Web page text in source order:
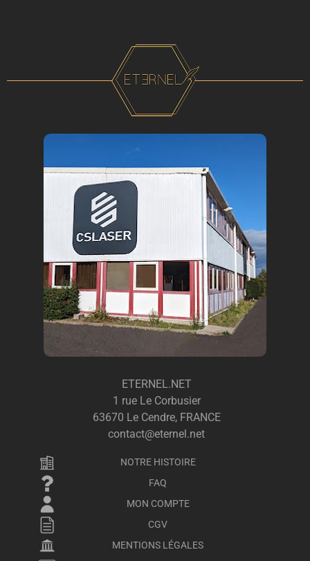
ETERNEL.NET
1 rue Le Corbusier
63670 Le Cendre, FRANCE
contact@eternel.net
NOTRE HISTOIRE
FAQ
MON COMPTE
CGV
MENTIONS LÉGALES